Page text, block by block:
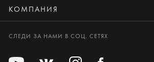
КОМПАНИЯ
СЛЕДИ ЗА НАМИ В СОЦ. СЕТЯХ